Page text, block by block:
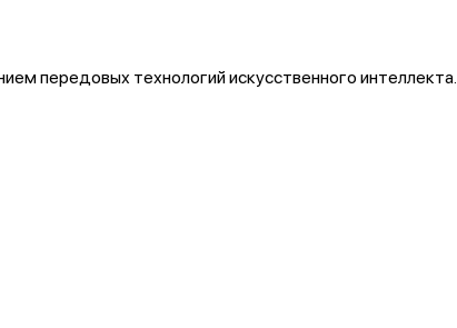
передовых технологий искусственного интеллекта.